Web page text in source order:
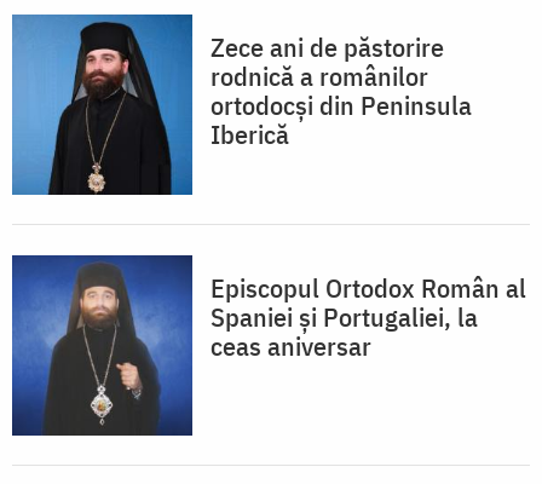
Zece ani de păstorire
rodnică a românilor
ortodocşi din Peninsula
Iberică
Episcopul Ortodox Român al
Spaniei şi Portugaliei, la
ceas aniversar